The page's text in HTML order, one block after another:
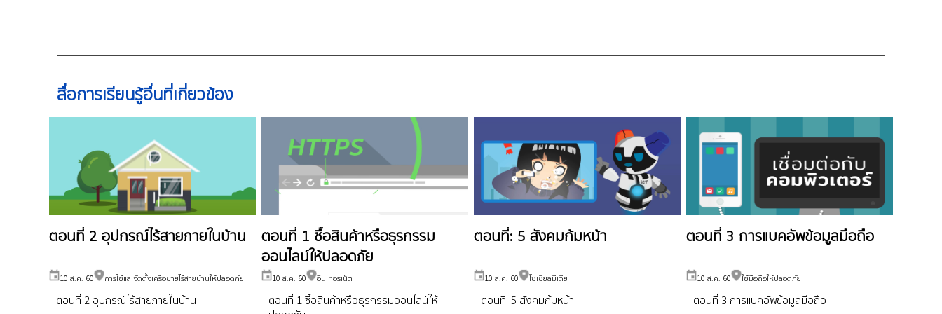
สื่อการเรียนรู้อื่นที่เกี่ยวข้อง
ตอนที่ 2 อุปกรณ์ไร้สายภายในบ้าน
10 ส.ค. 60 การใช้และจัดตั้งเครือข่ายไร้สายบ้านให้ปลอดภัย
ตอนที่ 2 อุปกรณ์ไร้สายภายในบ้าน
ตอนที่ 1 ซื้อสินค้าหรือธุรกรรม
ออนไลน์ให้ปลอดภัย
10 ส.ค. 60 อินเทอร์เน็ต
ตอนที่ 1 ซื้อสินค้าหรือธุรกรรมออนไลน์ให้
ตอนที่: 5 สังคมก้มหน้า
10 ส.ค. 60 โซเชียลมีเดีย
ตอนที่: 5 สังคมก้มหน้า
ตอนที่ 3 การแบคอัพข้อมูลมือถือ
10 ส.ค. 60 ใช้มือถือให้ปลอดภัย
ตอนที่ 3 การแบคอัพข้อมูลมือถือ